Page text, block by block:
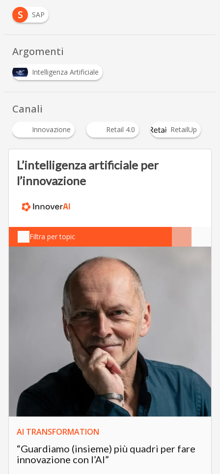
S
SAP
Argomenti
Intelligenza Artificiale
Canali
Innovazione Retail 4.0 RetailUp
L’intelligenza artificiale per
l’innovazione
Filtra per topic
AI TRANSFORMATION
“Guardiamo (insieme) più quadri per fare
innovazione con l’AI”